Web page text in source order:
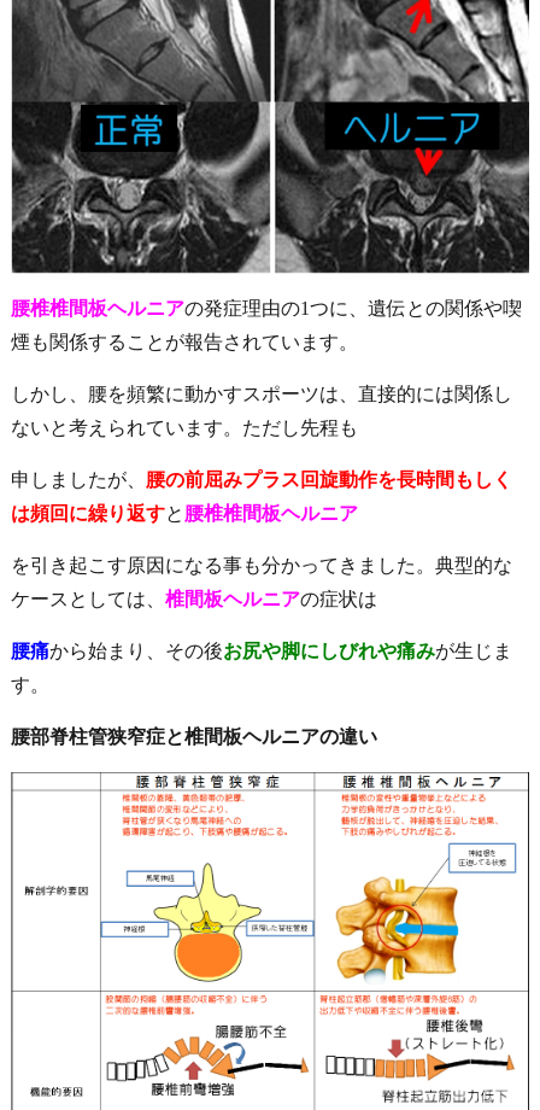
腰椎椎間板ヘルニアの発症理由の1つに、遺伝との関係や喫
煙も関係することが報告されています。
しかし、腰を頻繁に動かすスポーツは、直接的には関係し
ないと考えられています。ただし先程も
申しましたが、 腰の前屈みプラス回旋動作を長時間もしく
は頻回に繰り返すと 腰椎椎間板ヘルニア
を引き起こす原因になる事も分かってきました。典型的な
ケースとしては、 椎間板ヘルニアの症状は
腰痛から始まり、その後お尻や脚にしびれや痛みが生じま
す。
腰部脊柱管狭窄症と椎間板ヘルニアの違い